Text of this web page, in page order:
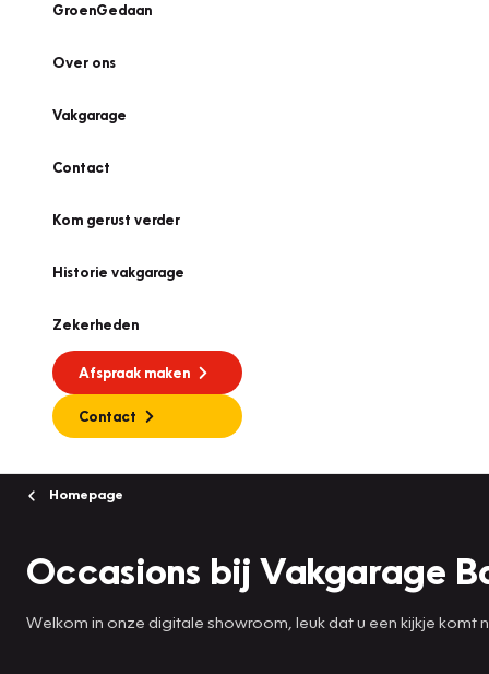
GroenGedaan
Over ons
Vakgarage
Contact
Kom gerust verder
Historie vakgarage
Zekerheden
Afspraak maken
Contact
Homepage
Occasions bij Vakgarage
Welkom in onze digitale showroom, leuk dat u een kijkje komt